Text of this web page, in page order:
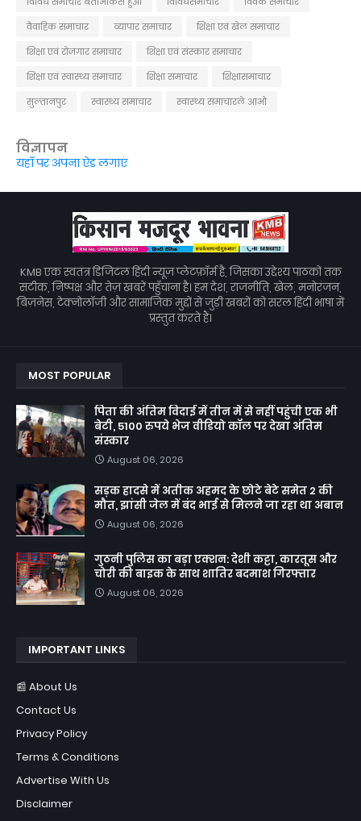
वैवाहिक समाचार
व्यापार समाचार
शिक्षा एवं खेल समाचार
शिक्षा एवं रोजगार समाचार
शिक्षा एवं संस्कार समाचार
शिक्षा एवं स्वास्थ्य समाचार
शिक्षा समाचार
शिक्षासमाचार
सुल्तानपुर
स्वास्थ्य समाचार स्वास्थ्य समाचारले आओ
विज्ञापन
यहाँ पर अपना ऐड लगाएं
KMB एक स्वतंत्र डिजिटल हिंदी न्यूज़ प्लेटफ़ॉर्म है, जिसका उद्देश्य पाठकों तक
सटीक, निष्पक्ष और तेज़ खबरें पहुँचाना है। हम देश, राजनीति, खेल, मनोरंजन,
बिज़नेस, टेक्नोलॉजी और सामाजिक मुद्दों से जुड़ी खबरों को सरल हिंदी भाषा में
प्रस्तुत करते हैं।
MOST POPULAR
पिता की अंतिम विदाई में तीन में से नहीं पहुंची एक भी
बेटी, 5100 रुपये भेज वीडियो कॉल पर देखा अंतिम
संस्कार
August 06, 2026
सड़क हादसे में अतीक अहमद के छोटे बेटे समेत 2 की
मौत, झांसी जेल में बंद भाई से मिलने जा रहा था अबान
August 06, 2026
गुठनी पुलिस का बड़ा एक्शन: देशी कट्टा, कारतूस और
चोरी की बाइक के साथ शातिर बदमाश गिरफ्तार
August 06, 2026
IMPORTANT LINKS
📰 About Us
Contact Us
Privacy Policy
Terms & Conditions
Advertise With Us
Disclaimer